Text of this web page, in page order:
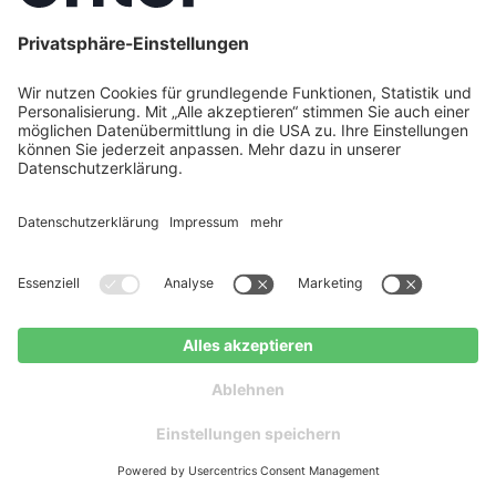
Kostenlose Beratung
Kostenloser
und koordiniert alle Schritte für ein